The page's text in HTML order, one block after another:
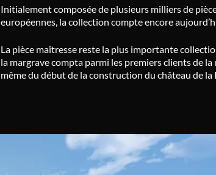
Initialement composée de plusieurs milliers de
européennes, la collection compte encore
La pièce maîtresse reste la plus importante
la margrave compta parmi les premiers clients de
même du début de la construction du château de la